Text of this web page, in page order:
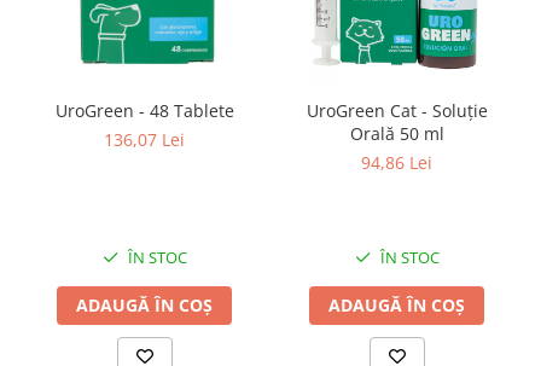
UroGreen - 48 Tablete
136,07 Lei
ÎN STOC
ADAUGĂ ÎN COȘ
UroGreen Cat - Soluție
Orală 50 ml
94,86 Lei
ÎN STOC
ADAUGĂ ÎN COȘ